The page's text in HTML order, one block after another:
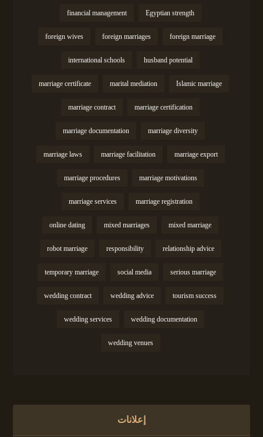
Egyptian strength
financial management
foreign marriage
foreign marriages
foreign wives
husband potential
international schools
Islamic marriage
marital mediation
marriage certificate
marriage certification
marriage contract
marriage diversity
marriage documentation
marriage export
marriage facilitation
marriage laws
marriage motivations
marriage procedures
marriage registration
marriage services
mixed marriage
mixed marriages
online dating
relationship advice
responsibility
robot marriage
serious marriage
social media
temporary marriage
tourism success
wedding advice
wedding contract
wedding documentation
wedding services
wedding venues
إعلانات